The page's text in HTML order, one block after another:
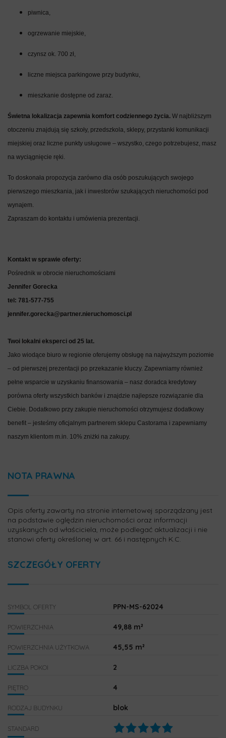
piwnica,
ogrzewanie miejskie,
czynsz ok. 700 zł,
liczne miejsca parkingowe przy budynku,
mieszkanie dostępne od zaraz.
Świetna lokalizacja zapewnia komfort codziennego życia. W najbliższym
otoczeniu znajdują się szkoły, przedszkola, sklepy, przystanki komunikacji
miejskiej oraz liczne punkty usługowe – wszystko, czego potrzebujesz, masz
na wyciągnięcie ręki.
To doskonała propozycja zarówno dla osób poszukujących swojego
pierwszego mieszkania, jak i inwestorów szukających nieruchomości pod
wynajem.
Zapraszam do kontaktu i umówienia prezentacji.
Kontakt w sprawie oferty:
Pośrednik w obrocie nieruchomościami
Jennifer Gorecka
tel: 781-577-755
jennifer.gorecka@partner.nieruchomosci.pl
Twoi lokalni eksperci od 25 lat.
Jako wiodące biuro w regionie oferujemy obsługę na najwyższym poziomie
– od pierwszej prezentacji po przekazanie kluczy. Zapewniamy również
pełne wsparcie w uzyskaniu finansowania – nasz doradca kredytowy
porówna oferty wszystkich banków i znajdzie najlepsze rozwiązanie dla
Ciebie. Dodatkowo przy zakupie nieruchomości otrzymujesz dodatkowy
benefit – jesteśmy oficjalnym partnerem sklepu Castorama i zapewniamy
naszym klientom m.in. 10% zniżki na zakupy.
NOTA PRAWNA
Opis oferty zawarty na stronie internetowej sporządzany jest
na podstawie oględzin nieruchomości oraz informacji
uzyskanych od właściciela, może podlegać aktualizacji i nie
stanowi oferty określonej w art. 66 i następnych K.C.
SZCZEGÓŁY OFERTY
SYMBOL OFERTY PPN-MS-62024
POWIERZCHNIA 49,88 m²
POWIERZCHNIA UŻYTKOWA 45,55 m²
LICZBA POKOI 2
PIĘTRO 4
RODZAJ BUDYNKU blok
STANDARD